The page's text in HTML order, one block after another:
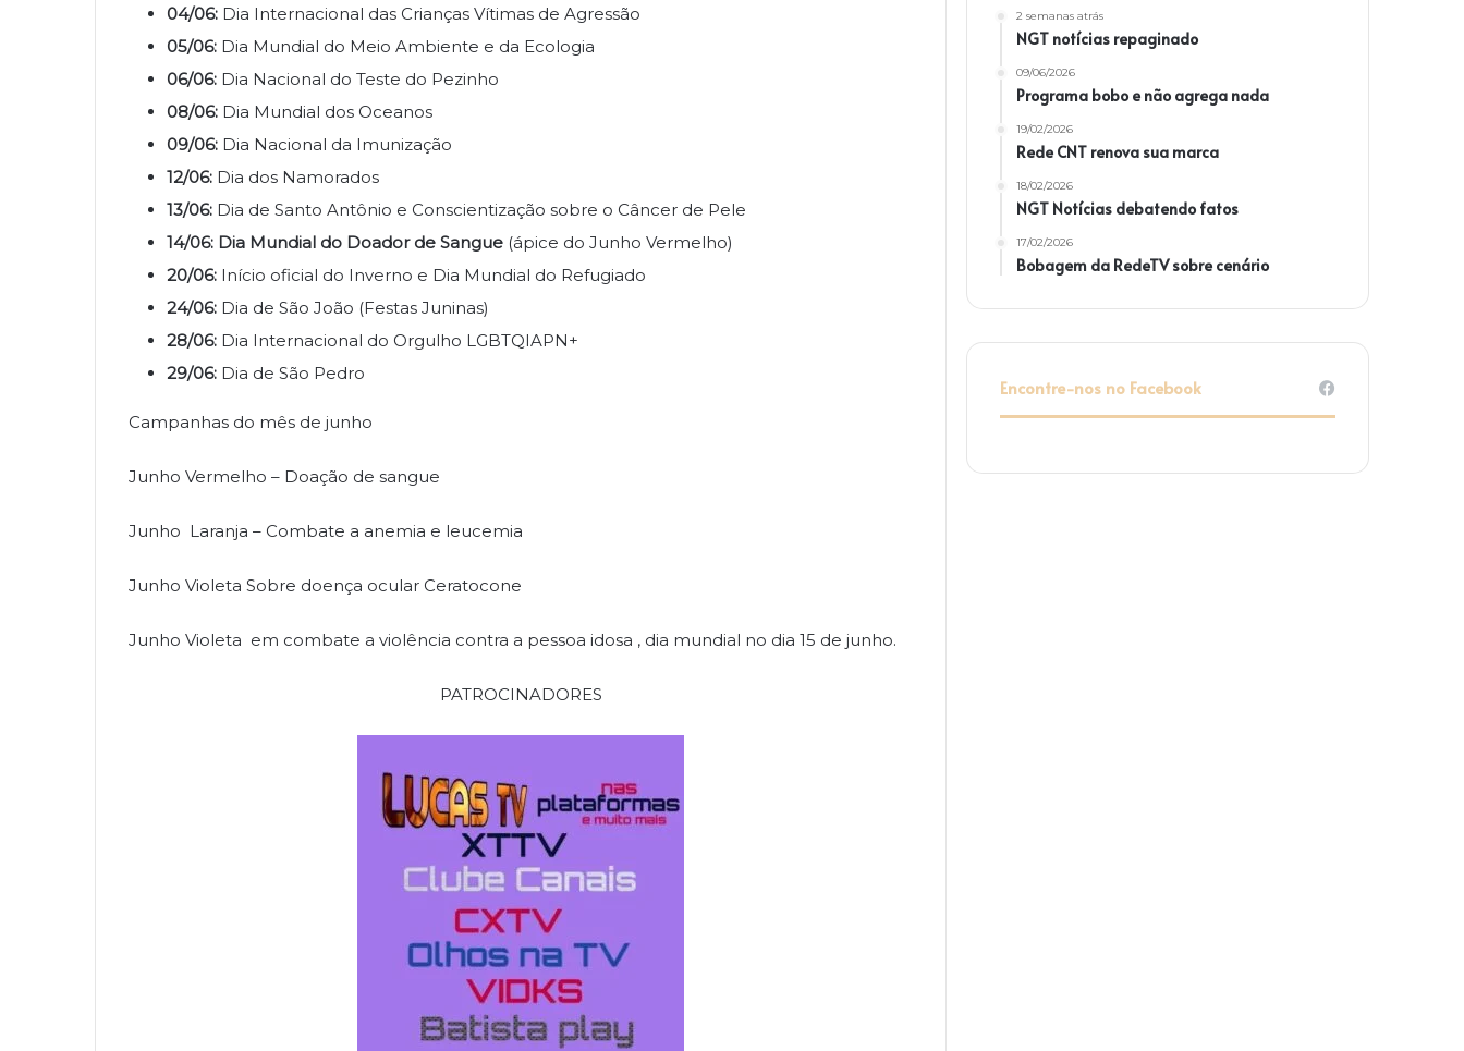
04/06: Dia Internacional das Crianças Vítimas de Agressão
05/06: Dia Mundial do Meio Ambiente e da Ecologia
06/06: Dia Nacional do Teste do Pezinho
08/06: Dia Mundial dos Oceanos
09/06: Dia Nacional da Imunização
12/06: Dia dos Namorados
13/06: Dia de Santo Antônio e Conscientização sobre o Câncer de Pele
14/06: Dia Mundial do Doador de Sangue (ápice do Junho Vermelho)
20/06: Início oficial do Inverno e Dia Mundial do Refugiado
24/06: Dia de São João (Festas Juninas)
28/06: Dia Internacional do Orgulho LGBTQIAPN+
29/06: Dia de São Pedro
Campanhas do mês de junho
Junho Vermelho – Doação de sangue
Junho Laranja – Combate a anemia e leucemia
Junho Violeta Sobre doença ocular Ceratocone
Junho Violeta em combate a violência contra a pessoa idosa , dia mundial no dia 15 de junho.
PATROCINADORES
2 semanas atrás
NGT notícias repaginado
09/06/2026
Programa bobo e não agrega nada
19/02/2026
Rede CNT renova sua marca
18/02/2026
NGT Notícias debatendo fatos
17/02/2026
Bobagem da RedeTV sobre cenário
Encontre-nos no Facebook